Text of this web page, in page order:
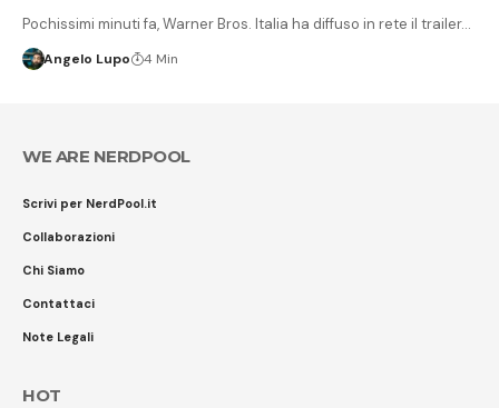
Pochissimi minuti fa, Warner Bros. Italia ha diffuso in rete il trailer…
Angelo Lupo 4 Min
WE ARE NERDPOOL
Scrivi per NerdPool.it
Collaborazioni
Chi Siamo
Contattaci
Note Legali
HOT